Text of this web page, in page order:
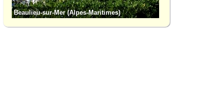
Beaulieu-sur-Mer (Alpes-Maritimes)